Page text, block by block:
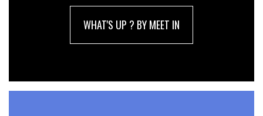
WHAT'S UP ? BY MEET IN